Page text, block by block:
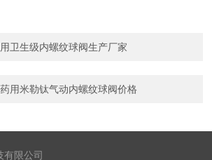
卫生级内螺纹球阀生产厂家
用米勒钛气动内螺纹球阀价格
限公司